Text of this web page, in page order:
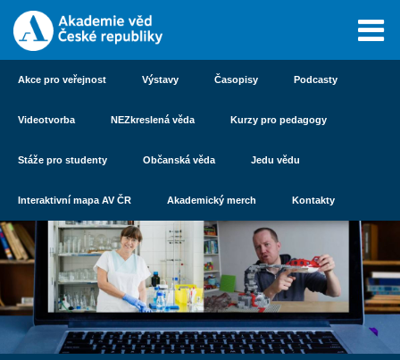
Akce pro veřejnost Výstavy Časopisy Podcasty
Videotvorba NEZkreslená věda Kurzy pro pedagogy
Stáže pro studenty Občanská věda Jedu vědu
Interaktivní mapa AV ČR Akademický merch Kontakty